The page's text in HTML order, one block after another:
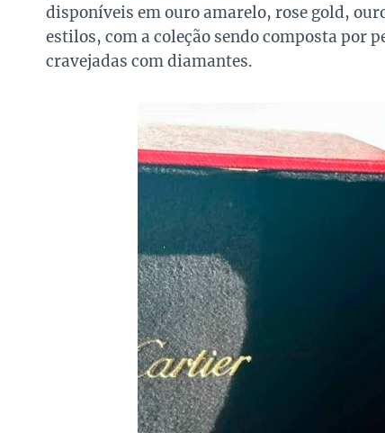
disponíveis em ouro amarelo, rose gold,
estilos, com a coleção sendo composta por
cravejadas com diamantes.